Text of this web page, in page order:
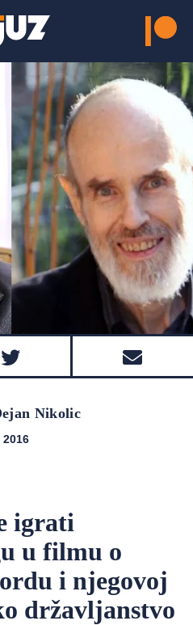
Nikolic
2016
igrati
u filmu o
i njegovoj
državljanstvo